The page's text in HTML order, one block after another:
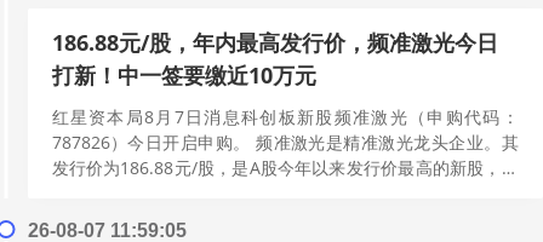
186.88元/股，年内最高发行价，频准激光今日
打新！中一签要缴近10万元
红星资本局8月7日消息科创板新股频准激光（申购代码：
787826）今日开启申购。 频准激光是精准激光龙头企业。其
发行价为186.88元/股，是A股今年以来发行价最高的新股，中
26-08-07 11:59:05